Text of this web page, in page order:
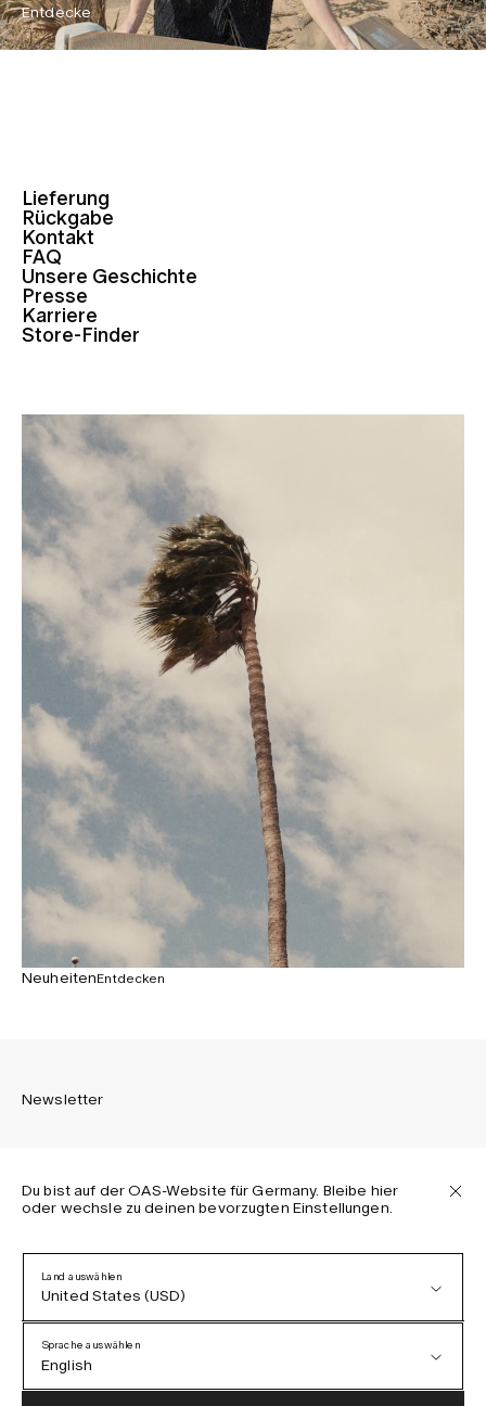
Entdecke
Lieferung
Rückgabe
Kontakt
FAQ
Unsere Geschichte
Presse
Karriere
Store-Finder
NeuheitenEntdecken
Newsletter
Melden Sie sich an, um die neuesten Informationen über
Datenschutzerklärung
AGB
Barrierefreiheit
Cookie-Richtlinie
Du bist auf der OAS-Website für Germany. Bleibe hier
oder wechsle zu deinen bevorzugten Einstellungen.
Land auswählen
United States (USD)
Austria (EUR)
Sprache auswählen
English